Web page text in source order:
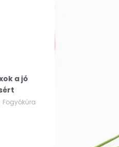
a jó
Fogyókúra